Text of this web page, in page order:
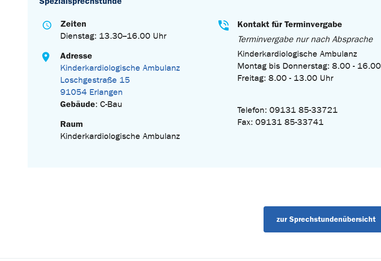
Zeiten
Dienstag: 13.30--16.00 Uhr
Adresse
Kinderkardiologische Ambulanz
Loschgestraße 15
91054 Erlangen
Gebäude: C-Bau
Raum
Kinderkardiologische Ambulanz
Kontakt für Terminvergabe
Terminvergabe nur nach Absprache
Kinderkardiologische Ambulanz
Montag bis Donnerstag: 8.00 -
Freitag: 8.00 - 13.00 Uhr
Telefon: 09131 85-33721
Fax: 09131 85-33741
zur Sprechstundenübersicht